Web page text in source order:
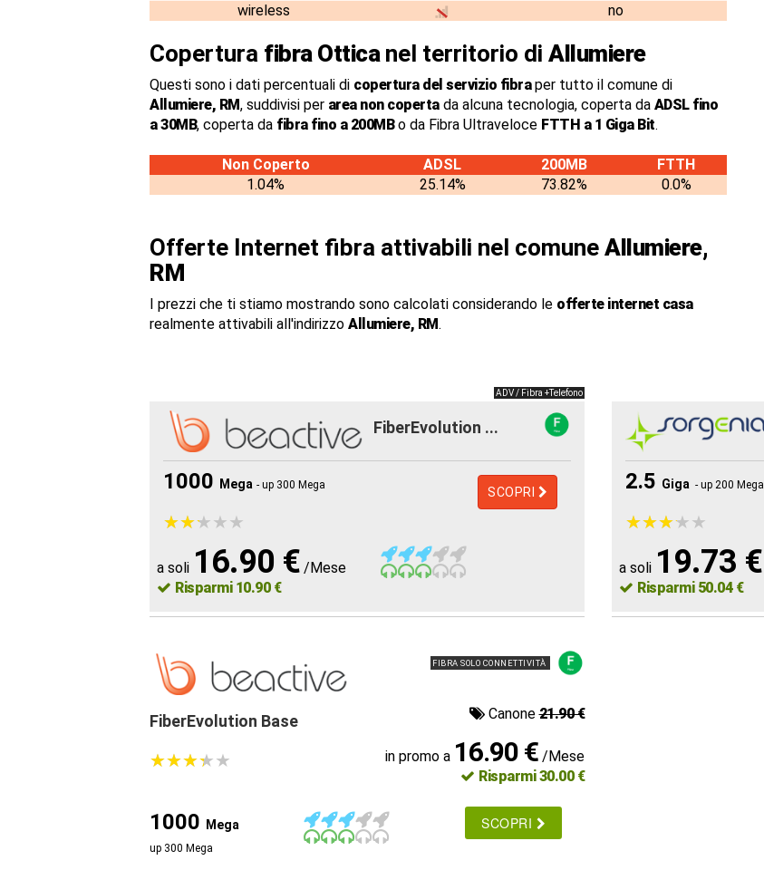
wireless
no
Copertura fibra Otticanel territorio di Allumiere
Questi sono i dati percentuali di copertura del servizio fibraper tutto il comune di
Allumiere, RM, suddivisi per area non copertada alcuna tecnologia, coperta da ADSL fino
a 30MB, coperta da fibra fino a 200MBo da Fibra Ultraveloce FTTH a 1 Giga Bit.
Non Coperto ADSL 200MB
FTTH
1.04%
25.14% 73.82% 0.0%
Offerte Internet fibra attivabili nel comune Allumiere,
RM
I prezzi che ti stiamo mostrando sono calcolati considerando le offerte internet casa
realmente attivabili all'indirizzo Allumiere, RM.
ADV / Fibra +Telefono
FiberEvolution ...
1000 Mega - up 300 Mega SCOPRI
★★★★★
★★★★★
a soli 16.90 € /Mese
Risparmi 10.90 €
2.5 Giga - up 200 Mega
★★★★★
★★★★★
a soli 19.73 €
Risparmi 50.04 €
FIBRA SOLO CONNETTIVITÀ
FiberEvolution Base Canone21.90 €
★★★★★
★★★★★ in promo a 16.90 € /Mese
Risparmi 30.00 €
1000 Mega
up 300 Mega
SCOPRI